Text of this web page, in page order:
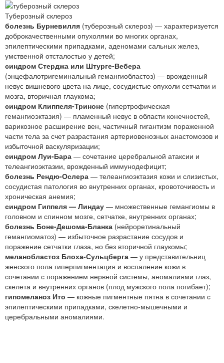
Туберозный склероз
болезнь Бурневилля (туберозный склероз) — характеризуется
доброкачественными опухолями во многих органах,
эпилептическими припадками, аденомами сальных желез,
умственной отсталостью у детей;
синдром Стерджа или Штурге-Вебера
(энцефалотригеминальный гемангиобластоз) — врожденный
невус вишневого цвета на лице, сосудистые опухоли сетчатки и
мозга, вторичная глаукома;
синдром Клиппеля-Триноне (гипертрофическая
гемангиоэктазия) — пламенный невус в области конечностей,
варикозное расширение вен, частичный гигантизм пораженной
части тела за счет разрастания артериовенозных анастомозов и
избыточной васкуляризации;
синдром Луи-Бара — сочетание церебральной атаксии и
телеангиоэктазии, врожденный иммунодефицит;
болезнь Рендю-Ослера — телеангиоэктазия кожи и слизистых,
сосудистая патология во внутренних органах, кровоточивость и
хроническая анемия;
синдром Гиппеля — Линдау — множественные гемангиомы в
головном и спинном мозге, сетчатке, внутренних органах;
болезнь Боне-Дешома-Бланка (нейроретинальный
гемангиоматоз) — избыточное разрастание сосудов и
поражение сетчатки глаза, но без вторичной глаукомы;
меланобластоз Блоха-Сульцберга — у представительниц
женского пола гиперпигментация и воспаление кожи в
сочетании с поражением нервной системы, аномалиями глаз,
скелета и внутренних органов (плод мужского пола погибает);
гипомеланоз Ито — кожные пигментные пятна в сочетании с
эпилептическими припадками, скелетно-мышечными и
церебральными аномалиями.